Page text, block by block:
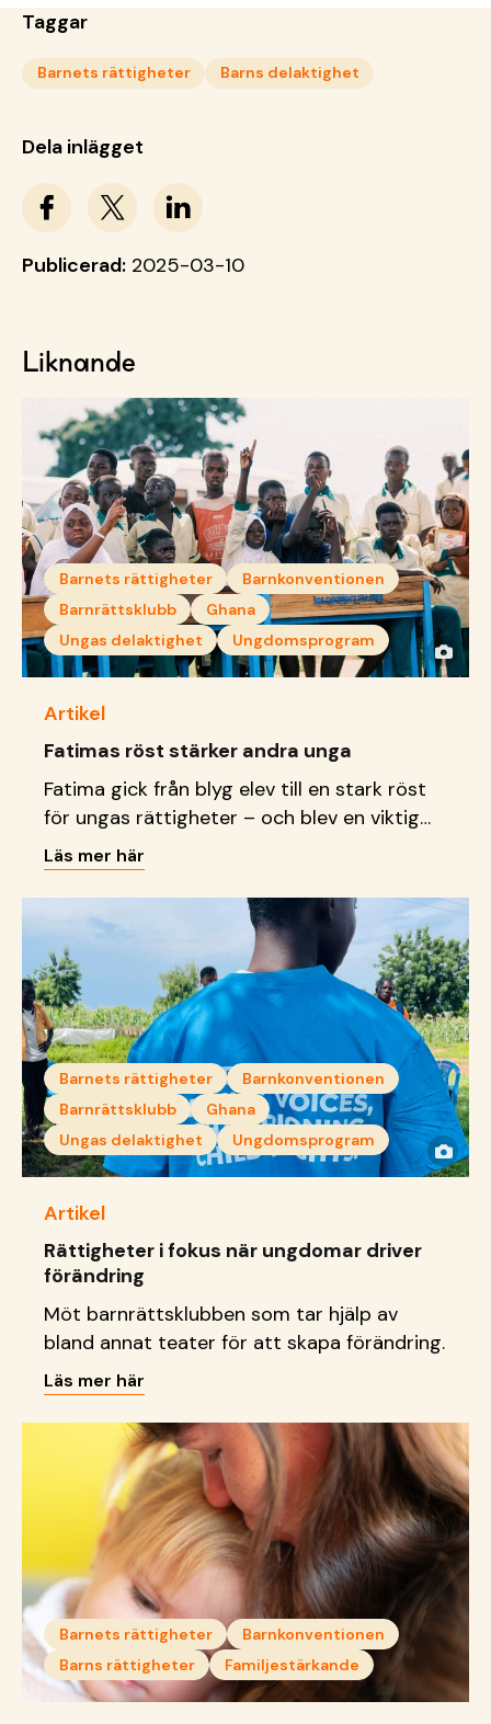
Taggar
Barnets rättigheter Barns delaktighet
Dela inlägget
Publicerad: 2025-03-10
Liknande
Barnets rättigheter
Barnkonventionen
Barnrättsklubb
Ghana
Ungas delaktighet
Ungdomsprogram
Artikel
Fatimas röst stärker andra unga
Fatima gick från blyg elev till en stark röst
för ungas rättigheter – och blev en viktig
förebild för andra unga.
Läs mer här
Barnets rättigheter
Barnkonventionen
Barnrättsklubb
Ghana
Ungas delaktighet
Ungdomsprogram
Artikel
Rättigheter i fokus när ungdomar driver
förändring
Möt barnrättsklubben som tar hjälp av
bland annat teater för att skapa förändring.
Läs mer här
Barnets rättigheter
Barnkonventionen
Barns rättigheter
Familjestärkande